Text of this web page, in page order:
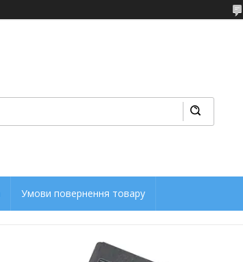
Умови повернення товару